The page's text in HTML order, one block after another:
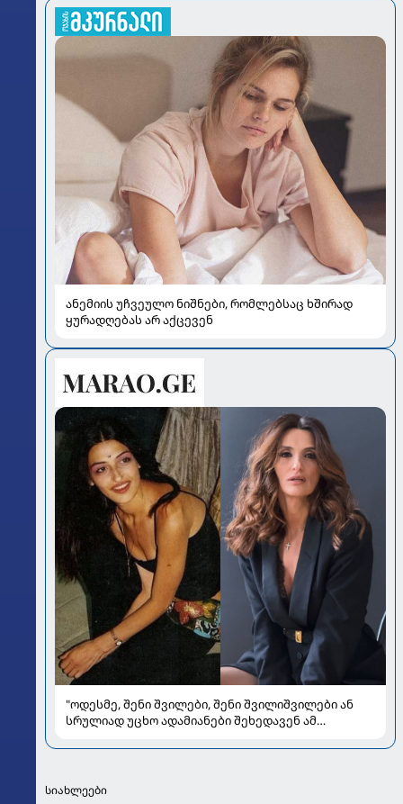
ანემიის უჩვეულო ნიშნები, რომლებსაც ხშირად
ყურადღებას არ აქცევენ
"ოდესმე, შენი შვილები, შენი შვილიშვილები ან
სრულიად უცხო ადამიანები შეხედავენ ამ
ყიფშიძეზე
სიახლეები